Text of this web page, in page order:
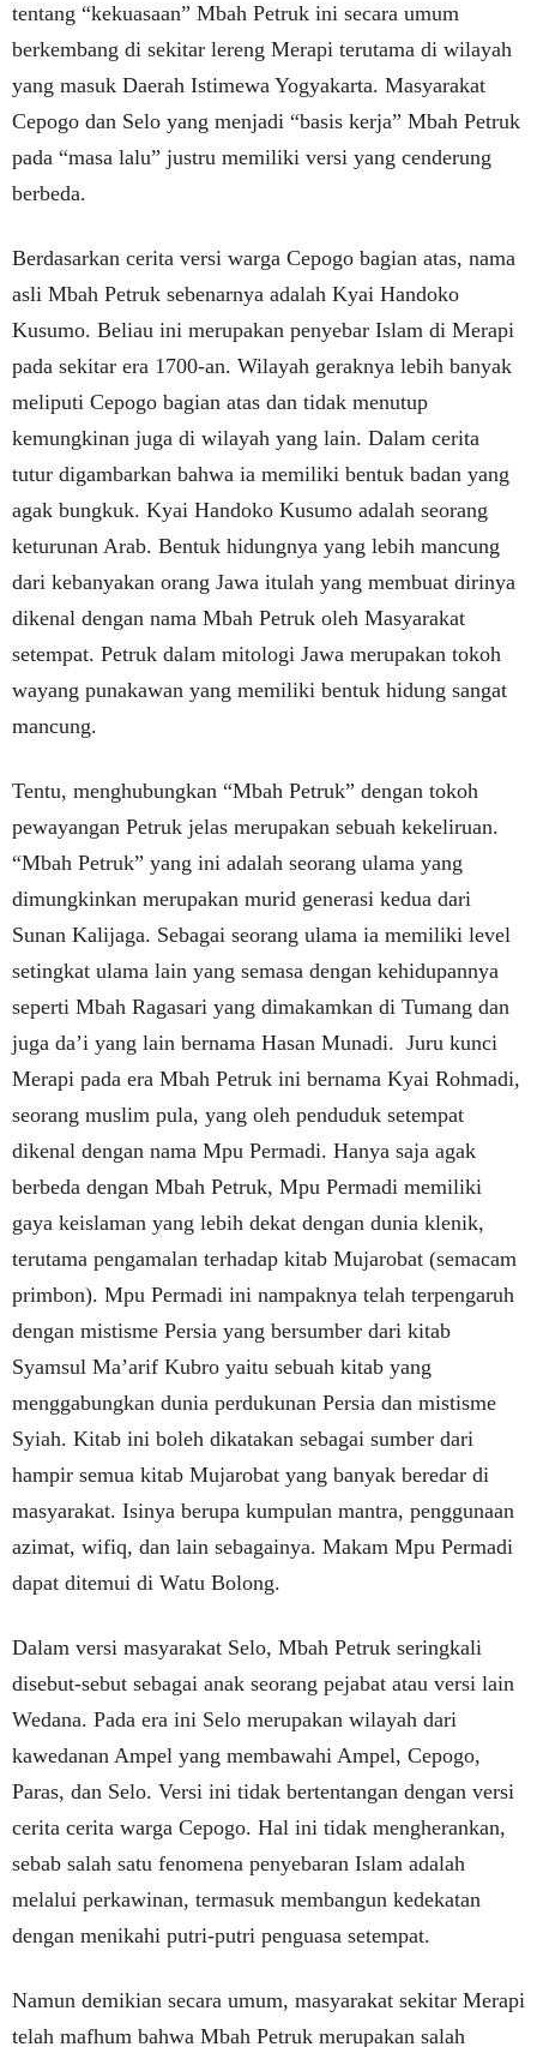
tentang “kekuasaan” Mbah Petruk ini secara umum
berkembang di sekitar lereng Merapi terutama di wilayah
yang masuk Daerah Istimewa Yogyakarta. Masyarakat
Cepogo dan Selo yang menjadi “basis kerja” Mbah Petruk
pada “masa lalu” justru memiliki versi yang cenderung
berbeda.
Berdasarkan cerita versi warga Cepogo bagian atas, nama
asli Mbah Petruk sebenarnya adalah Kyai Handoko
Kusumo. Beliau ini merupakan penyebar Islam di Merapi
pada sekitar era 1700-an. Wilayah geraknya lebih banyak
meliputi Cepogo bagian atas dan tidak menutup
kemungkinan juga di wilayah yang lain. Dalam cerita
tutur digambarkan bahwa ia memiliki bentuk badan yang
agak bungkuk. Kyai Handoko Kusumo adalah seorang
keturunan Arab. Bentuk hidungnya yang lebih mancung
dari kebanyakan orang Jawa itulah yang membuat dirinya
dikenal dengan nama Mbah Petruk oleh Masyarakat
setempat. Petruk dalam mitologi Jawa merupakan tokoh
wayang punakawan yang memiliki bentuk hidung sangat
mancung.
Tentu, menghubungkan “Mbah Petruk” dengan tokoh
pewayangan Petruk jelas merupakan sebuah kekeliruan.
“Mbah Petruk” yang ini adalah seorang ulama yang
dimungkinkan merupakan murid generasi kedua dari
Sunan Kalijaga. Sebagai seorang ulama ia memiliki level
setingkat ulama lain yang semasa dengan kehidupannya
seperti Mbah Ragasari yang dimakamkan di Tumang dan
juga da’i yang lain bernama Hasan Munadi. Juru kunci
Merapi pada era Mbah Petruk ini bernama Kyai Rohmadi,
seorang muslim pula, yang oleh penduduk setempat
dikenal dengan nama Mpu Permadi. Hanya saja agak
berbeda dengan Mbah Petruk, Mpu Permadi memiliki
gaya keislaman yang lebih dekat dengan dunia klenik,
terutama pengamalan terhadap kitab Mujarobat (semacam
primbon). Mpu Permadi ini nampaknya telah terpengaruh
dengan mistisme Persia yang bersumber dari kitab
Syamsul Ma’arif Kubro yaitu sebuah kitab yang
menggabungkan dunia perdukunan Persia dan mistisme
Syiah. Kitab ini boleh dikatakan sebagai sumber dari
hampir semua kitab Mujarobat yang banyak beredar di
masyarakat. Isinya berupa kumpulan mantra, penggunaan
azimat, wifiq, dan lain sebagainya. Makam Mpu Permadi
dapat ditemui di Watu Bolong.
Dalam versi masyarakat Selo, Mbah Petruk seringkali
disebut-sebut sebagai anak seorang pejabat atau versi lain
Wedana. Pada era ini Selo merupakan wilayah dari
kawedanan Ampel yang membawahi Ampel, Cepogo,
Paras, dan Selo. Versi ini tidak bertentangan dengan versi
cerita cerita warga Cepogo. Hal ini tidak mengherankan,
sebab salah satu fenomena penyebaran Islam adalah
melalui perkawinan, termasuk membangun kedekatan
dengan menikahi putri-putri penguasa setempat.
Namun demikian secara umum, masyarakat sekitar Merapi
telah mafhum bahwa Mbah Petruk merupakan salah